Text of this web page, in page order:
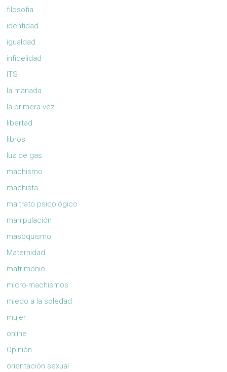
filosofia
identidad
igualdad
infidelidad
ITS
la manada
la primera vez
libertad
libros
luz de gas
machismo
machista
maltrato psicológico
manipulación
masoquismo
Maternidad
matrimonio
micro-machismos
miedo a la soledad
mujer
online
Opinión
orientación sexual